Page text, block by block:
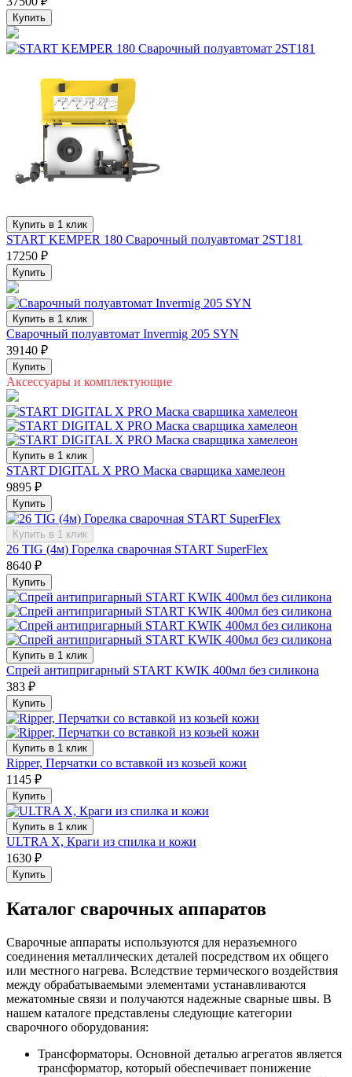
Купить
Купить в 1 клик
START KEMPER 180 Сварочный полуавтомат 2ST181
17250 ₽
Купить
Купить в 1 клик
Сварочный полуавтомат Invermig 205 SYN
39140 ₽
Купить
Аксессуары и комплектующие
Купить в 1 клик
START DIGITAL X PRO Маска сварщика хамелеон
9895 ₽
Купить
Купить в 1 клик
26 TIG (4м) Горелка сварочная START SuperFlex
8640 ₽
Купить
Купить в 1 клик
Спрей антипригарный START KWIK 400мл без силикона
383 ₽
Купить
Купить в 1 клик
Ripper, Перчатки со вставкой из козьей кожи
1145 ₽
Купить
Купить в 1 клик
ULTRA X, Краги из спилка и кожи
1630 ₽
Купить
Каталог сварочных аппаратов
Сварочные аппараты используются для неразъемного
соединения металлических деталей посредством их общего
или местного нагрева. Вследствие термического воздействия
между обрабатываемыми элементами устанавливаются
межатомные связи и получаются надежные сварные швы. В
нашем каталоге представлены следующие категории
сварочного оборудования:
Трансформаторы. Основной деталью агрегатов является
трансформатор, который обеспечивает понижение